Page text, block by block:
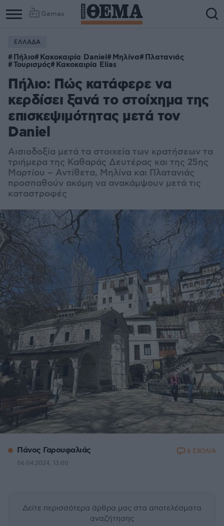
Games
ΕΛΛΑΔΑ
Πήλιο Κακοκαιρία Daniel Μηλίνα Πλατανιάς
Τουρισμός Κακοκαιρία Elias
Πήλιο: Πώς κατάφερε να
κερδίσει ξανά το στοίχημα της
επισκεψιμότητας μετά τον
Daniel
Αισιοδοξία μετά τα στοιχεία των κρατήσεων τα
τριήμερα της Καθαράς Δευτέρας και της 25ης
Μαρτίου – Αντίθετα, Μηλίνα και Πλατανιάς
προσπαθούν ακόμη να ανακάμψουν μετά τις
καταστροφές
Πάνος Γαρουφαλιάς
06.04.2024, 13:00
6 ΣΧΟΛΙΑ
Δείτε περισσότερα άρθρα μας στα αποτελέσματα
αναζήτησης